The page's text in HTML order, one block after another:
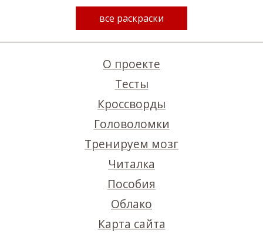
все раскраски
О проекте
Тесты
Кроссворды
Головоломки
Тренируем мозг
Читалка
Пособия
Облако
Карта сайта